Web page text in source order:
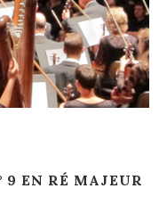
EN RÉ MAJEUR